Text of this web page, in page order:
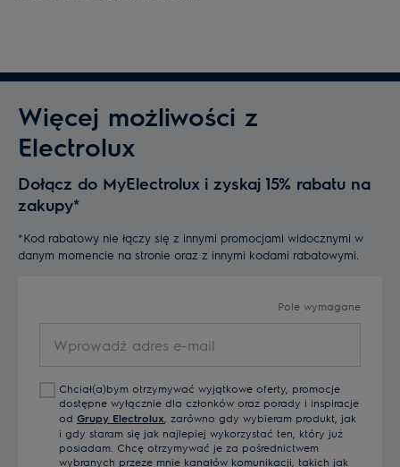
Więcej możliwości z
Electrolux
Dołącz do MyElectrolux i zyskaj 15% rabatu na
zakupy*
*Kod rabatowy nie łączy się z innymi promocjami widocznymi w
danym momencie na stronie oraz z innymi kodami rabatowymi.
Pole wymagane
adres
mailChciał(a)bym otrzymywać wyjątkowe oferty, promocje
dostępne wyłącznie dla członków oraz porady i inspiracje
od Grupy Electrolux , zarówno gdy wybieram produkt, jak
i gdy staram się jak najlepiej wykorzystać ten, który już
posiadam. Chcę otrzymywać je za pośrednictwem
wybranych przeze mnie kanałów komunikacji, takich jak